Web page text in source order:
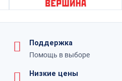
Поддержка
Помощь в выборе
Низкие цены